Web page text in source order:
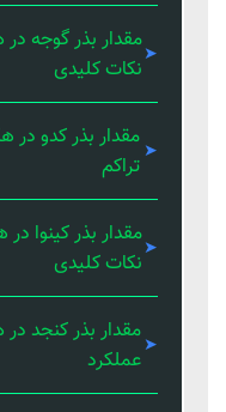
مقدار بذر گوجه
نکات کلیدی
مقدار بذر کدو در
تراکم
مقدار بذر کینوا
نکات کلیدی
مقدار بذر کنجد
عملکرد